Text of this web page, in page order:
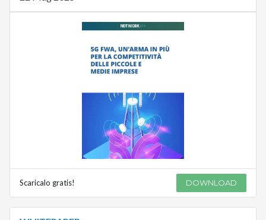
Scaricalo gratis! DOWNLOAD